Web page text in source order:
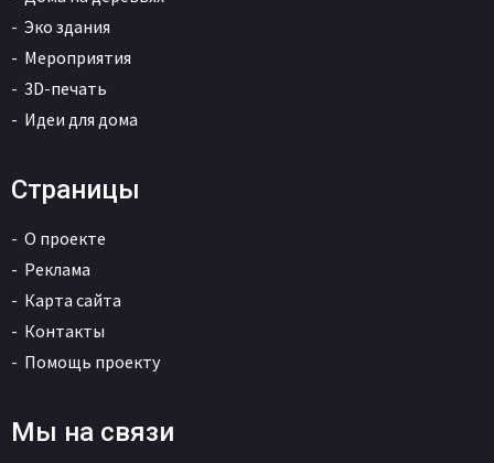
Эко здания
Мероприятия
3D-печать
Идеи для дома
Страницы
О проекте
Реклама
Карта сайта
Контакты
Помощь проекту
Мы на связи